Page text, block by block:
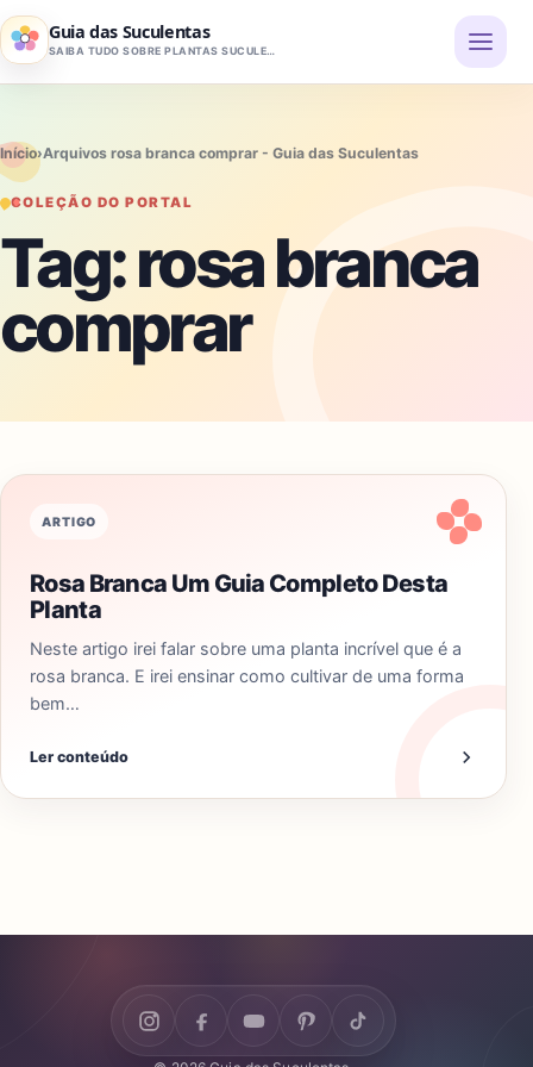
Pular para o conteúdo
Guia das Suculentas
SAIBA TUDO SOBRE PLANTAS SUCULENTAS
Início›Arquivos rosa branca comprar - Guia das Suculentas
COLEÇÃO DO PORTAL
Tag:rosa branca
comprar
ARTIGO
Rosa Branca Um Guia Completo Desta
Planta
Neste artigo irei falar sobre uma planta incrível que é a
rosa branca. E irei ensinar como cultivar de uma forma
bem…
Ler conteúdo